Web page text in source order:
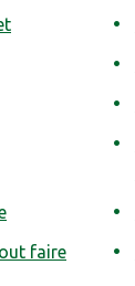
faire